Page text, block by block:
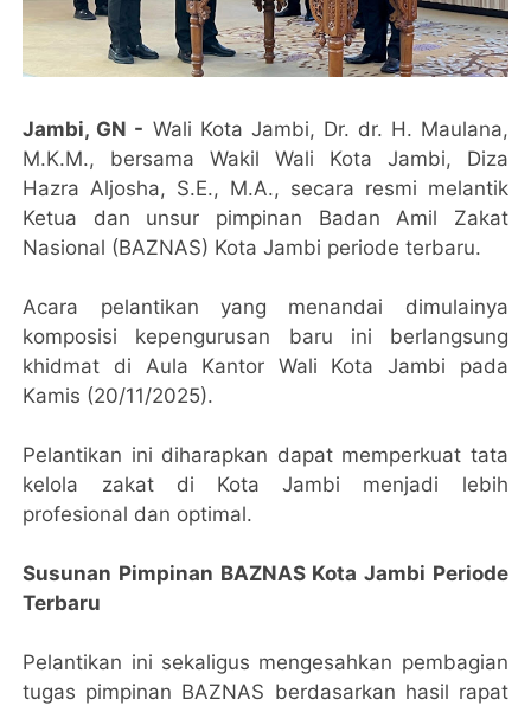
Jambi, GN - Wali Kota Jambi, Dr. dr. H. Maulana,
M.K.M., bersama Wakil Wali Kota Jambi, Diza
Hazra Aljosha, S.E., M.A., secara resmi melantik
Ketua dan unsur pimpinan Badan Amil Zakat
Nasional (BAZNAS) Kota Jambi periode terbaru.
Acara pelantikan yang menandai dimulainya
komposisi kepengurusan baru ini berlangsung
khidmat di Aula Kantor Wali Kota Jambi pada
Kamis (20/11/2025).
Pelantikan ini diharapkan dapat memperkuat tata
kelola zakat di Kota Jambi menjadi lebih
profesional dan optimal.
Susunan Pimpinan BAZNAS Kota Jambi Periode
Terbaru
Pelantikan ini sekaligus mengesahkan pembagian
tugas pimpinan BAZNAS berdasarkan hasil rapat